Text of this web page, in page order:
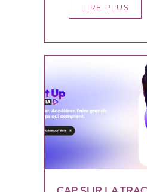
LIRE PLUS